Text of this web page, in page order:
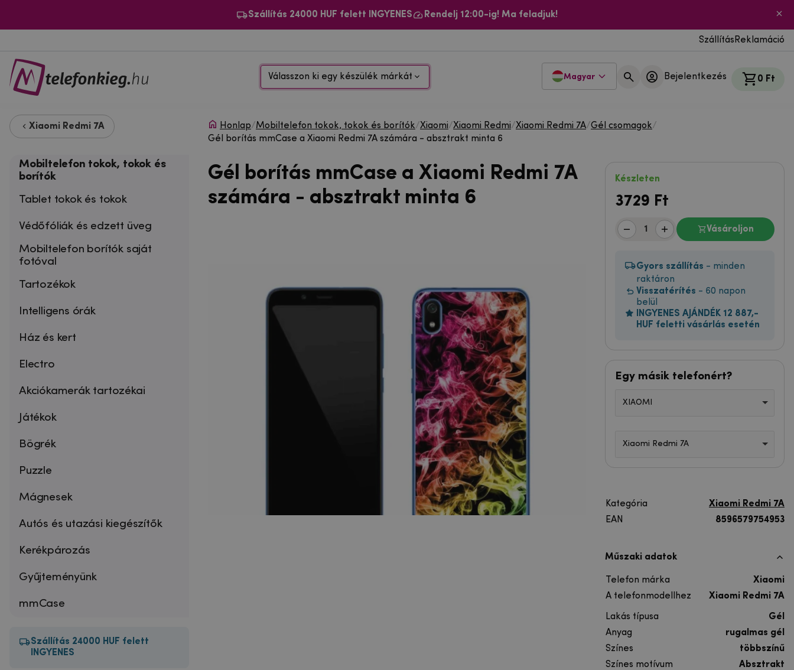
Szállítás 24000 HUF felett INGYENES Rendelj 12:00-ig! Ma feladjuk!
Szállítás Reklamáció
Válasszon ki egy készülék márkát Magyar Bejelentkezés 0 Ft
Xiaomi Redmi 7A
Mobiltelefon tokok, tokok és
borítók
Tablet tokok és tokok
Védőfóliák és edzett üveg
Mobiltelefon borítók saját
fotóval
Tartozékok
Intelligens órák
Ház és kert
Electro
Akciókamerák tartozékai
Játékok
Bögrék
Puzzle
Mágnesek
Autós és utazási kiegészítők
Kerékpározás
Gyűjteményünk
mmCase
Szállítás 24000 HUF felett
INGYENES
Honlap/Mobiltelefon tokok, tokok és borítók/Xiaomi/Xiaomi Redmi/Xiaomi Redmi 7A/Gél csomagok/
Gél borítás mmCase a Xiaomi Redmi 7A számára - absztrakt minta 6
Gél borítás mmCase a Xiaomi Redmi 7A
számára - absztrakt minta 6
Készleten
3729 Ft
Vásároljon
Gyors szállítás - minden
raktáron
Visszatérítés - 60 napon
belül
INGYENES AJÁNDÉK 12 887,-
HUF feletti vásárlás esetén
Egy másik telefonért?
XIAOMI
Xiaomi Redmi 7A
Kategória
Xiaomi Redmi 7A
EAN
8596579754953
Műszaki adatok
Telefon márka
Xiaomi
A telefonmodellhez
Xiaomi Redmi 7A
Lakás típusa
Gél
Anyag
rugalmas gél
Színes
többszínű
Színes motívum
Absztrakt